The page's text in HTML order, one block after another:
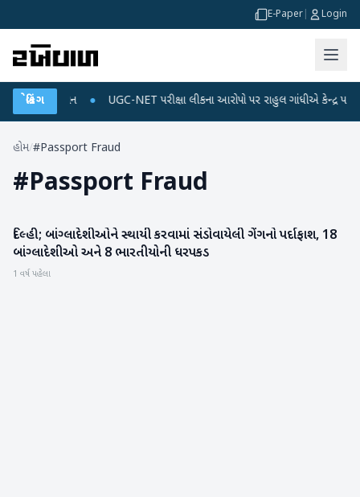
E-Paper Login
બ્રેકિંગ
ડેટા પ્લાન ● UGC-NET પરીક્ષા લીકના આરોપો પર રાહુલ ગાંધીએ કેન્દ્ર પર
હોમ/#Passport Fraud
#Passport Fraud
રાષ્ટ્રીય
દિલ્હી; બાંગ્લાદેશીઓને સ્થાયી કરવામાં સંડોવાયેલી ગેંગનો પર્દાફાશ, 18
બાંગ્લાદેશીઓ અને 8 ભારતીયોની ધરપકડ
1 વર્ષ પહેલા